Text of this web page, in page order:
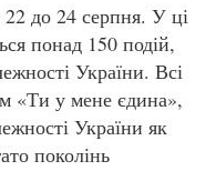
22 до 24 серпня. У ці
понад 150 подій,
України. Всі
«Ти у мене єдина»,
України як
поколінь